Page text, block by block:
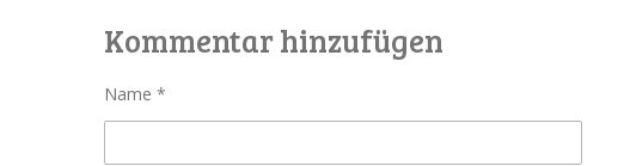
l
e
e
e
Kommentar hinzufügen
Name *